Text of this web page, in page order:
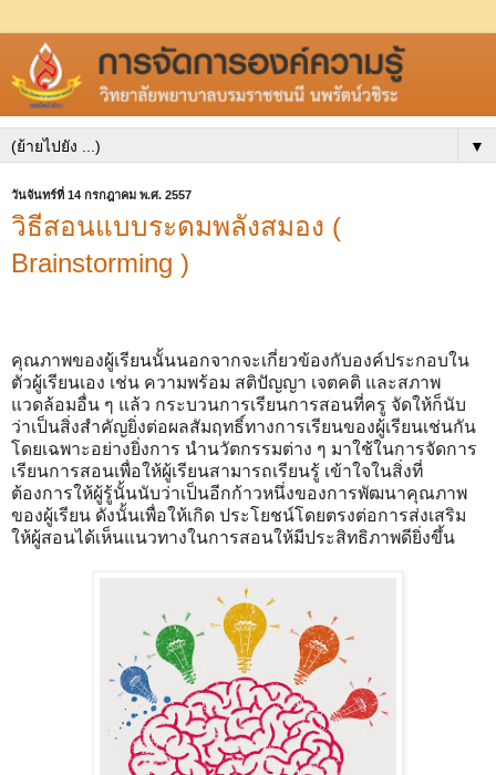
▼
วันจันทร์ที่ 14 กรกฎาคม พ.ศ. 2557
วิธีสอนแบบระดมพลังสมอง (
Brainstorming )
คุณภาพของผู้เรียนนั้นนอกจากจะเกี่ยวข้องกับองค์ประกอบใน
ตัวผู้เรียนเอง เช่น ความพร้อม สติปัญญา เจตคติ และสภาพ
แวดล้อมอื่น ๆ แล้ว กระบวนการเรียนการสอนที่ครู จัดให้ก็นับ
ว่าเป็นสิ่งสำคัญยิ่งต่อผลสัมฤทธิ์ทางการเรียนของผู้เรียนเช่นกัน
โดยเฉพาะอย่างยิ่งการ นำนวัตกรรมต่าง ๆ มาใช้ในการจัดการ
เรียนการสอนเพื่อให้ผู้เรียนสามารถเรียนรู้ เข้าใจในสิ่งที่
ต้องการให้ผู้รู้นั้นนับว่าเป็นอีกก้าวหนึ่งของการพัฒนาคุณภาพ
ของผู้เรียน ดังนั้นเพื่อให้เกิด ประโยชน์โดยตรงต่อการส่งเสริม
ให้ผู้สอนได้เห็นแนวทางในการสอนให้มีประสิทธิภาพดียิ่งขึ้น